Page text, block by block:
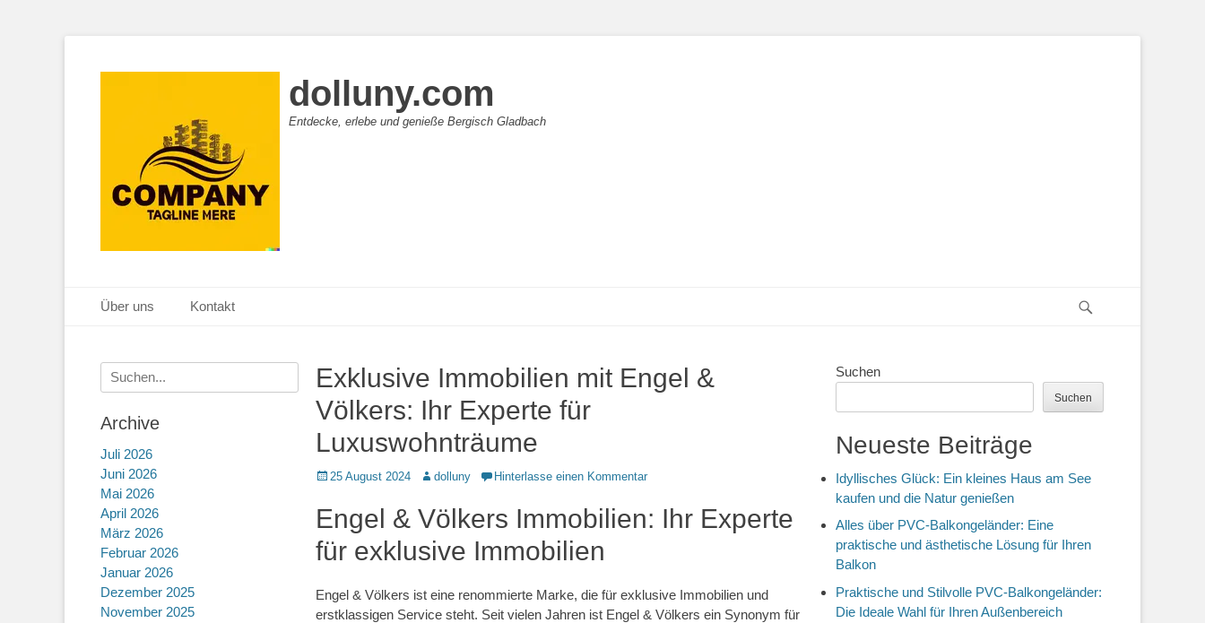
dolluny.com
Entdecke, erlebe und genieße Bergisch Gladbach
Primäres Menü
Zum
Inhalt
Über uns Kontakt
Exklusive Immobilien mit Engel &
Völkers: Ihr Experte für
Luxuswohnträume
Posted
25 August 2024 Autordolluny Hinterlasse einen Kommentar
Engel & Völkers Immobilien: Ihr Experte
für exklusive Immobilien
Engel & Völkers ist eine renommierte Marke, die für exklusive Immobilien und
erstklassigen Service steht. Seit vielen Jahren ist Engel & Völkers ein Synonym für
Suchen
Suchen
Neueste Beiträge
Idyllisches Glück: Ein kleines Haus am See
kaufen und die Natur genießen
Alles über PVC-Balkongeländer: Eine
praktische und ästhetische Lösung für Ihren
Balkon
Praktische und Stilvolle PVC-Balkongeländer:
Die Ideale Wahl für Ihren Außenbereich
Suche
nach:
Archive
Juli 2026
Juni 2026
Mai 2026
April 2026
März 2026
Februar 2026
Januar 2026
Dezember 2025
November 2025